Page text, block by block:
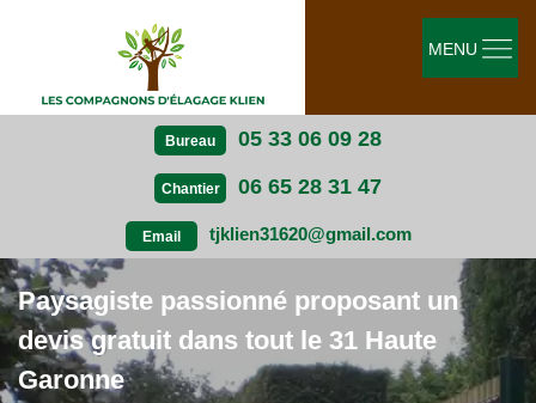
Bureau 05 33 06 09 28
Chantier 06 65 28 31 47
Email tjklien31620@gmail.com
MENU
Paysagiste passionné proposant un
devis gratuit dans tout le 31 Haute
Garonne